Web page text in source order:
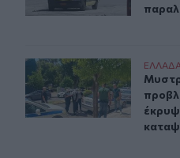
Μυστράς: Με ΕΛΛAΔΑ